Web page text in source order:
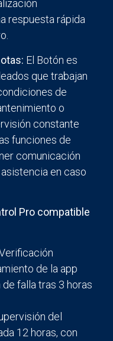
respuesta rápida
El Botón es
que trabajan
de
o
constante
funciones de
comunicación
en caso
Pro compatible
de la app
falla tras 3 horas
del
12 horas, con